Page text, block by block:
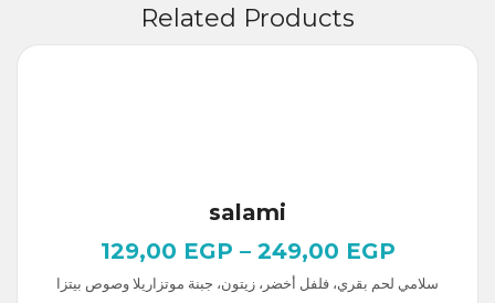
Related Products
salami
129,00 EGP – 249,00 EGP
سلامي لحم بقري، فلفل أخضر، زيتون، جبنة موتزاريلا وصوص بيتزا